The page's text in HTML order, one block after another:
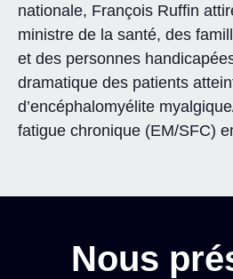
nationale, François Ruffin
ministre de la santé, des
et des personnes
dramatique des patients
d’encéphalomyélite
fatigue chronique (EM/SFC)
Nous